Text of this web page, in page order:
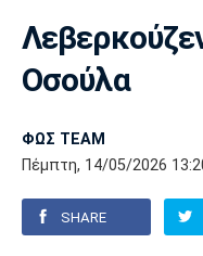
ΒΟΛΕΪ ΠΟΛΟ
AUTO-MOTO
Super League 1
Super League 2
Γ Εθνική
Ελλάδα
Μπάσκετ
Ελλάδα
Εθνική
EuroLeague
Ολυμπιακοί
Βόλεϊ
Πόλο
Ολυμπιακός
Παναθηναϊκός
Οσούλα
ΦΩΣ TEAM
Πέμπτη, 14/05/2026
SHARE